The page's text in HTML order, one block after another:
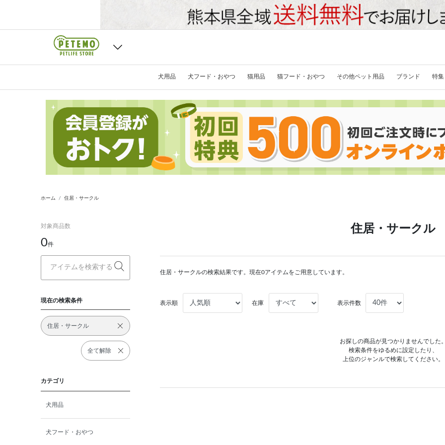
犬用品 犬フード・おやつ 猫用品 猫フード・おやつ その他ペット用品 ブランド 特集
ホーム 住居・サークル
対象商品数
0件
現在の検索条件
住居・サークル
全て解除
カテゴリ
犬用品
犬フード・おやつ
住居・サークル
住居・サークルの検索結果です。現在0アイテムをご用意しています。
表示順 在庫 表示件数
お探しの商品が見つかりませんでした
検索条件をゆるめに設定したり、
上位のジャンルで検索してください。